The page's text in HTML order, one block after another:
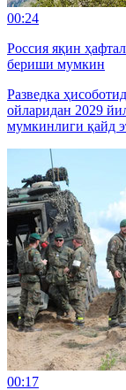
00:24
Россия яқин
бериши мумкин
Разведка
ойларидан 2029
мумкинлиги қайд
00:17